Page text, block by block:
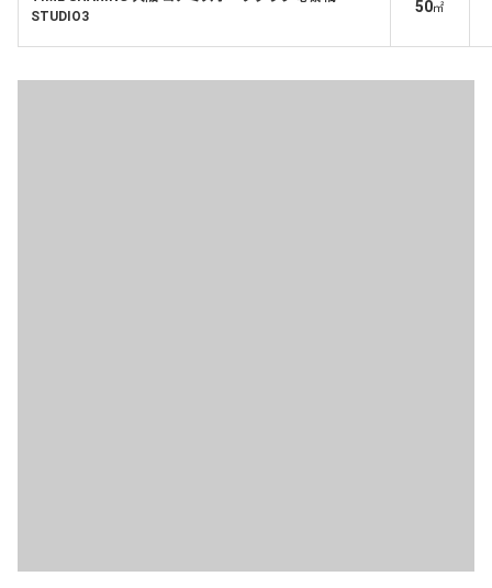
STUDIO3
50㎡